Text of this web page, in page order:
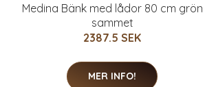
Medina Bänk med lådor 80 cm grön
sammet
2387.5 SEK
MER INFO!